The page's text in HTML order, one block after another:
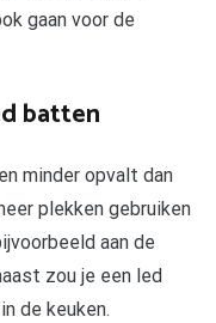
gaan voor de
batten
minder opvalt dan
plekken gebruiken
aan de
zou je een led
de keuken.